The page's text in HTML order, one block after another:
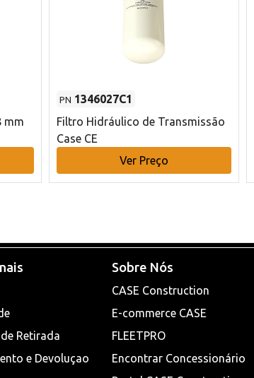
mm
PN 1346027C1
Filtro Hidráulico de Transmissão
Case CE
Ver Preço
Retirada
e Devoluçao
Sobre Nós
CASE Construction
E-commerce CASE
FLEETPRO
Encontrar Concessionário